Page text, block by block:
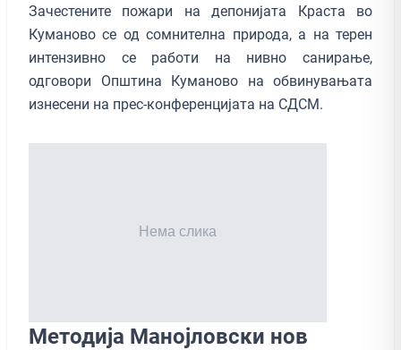
Зачестените пожари на депонијата Краста во
Куманово се од сомнителна природа, а на терен
интензивно се работи на нивно санирање,
одговори Општина Куманово на обвинувањата
изнесени на прес-конференцијата на СДСМ.
Методија Манојловски нов